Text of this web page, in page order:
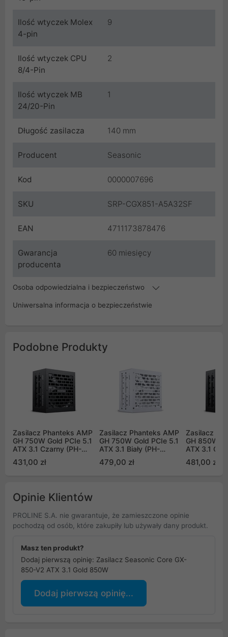
Ilość wtyczek Molex
4-pin
9
Ilość wtyczek CPU
8/4-Pin
2
Ilość wtyczek MB
24/20-Pin
1
Długość zasilacza 140 mm
Producent Seasonic
Kod 0000007696
SKU SRP-CGX851-A5A32SF
EAN 4711173878476
Gwarancja
producenta
60 miesięcy
Osoba odpowiedzialna i bezpieczeństwo
Uniwersalna informacja o bezpieczeństwie
Podobne Produkty
Zasilacz Phanteks AMP
GH 750W Gold PCIe 5.1
ATX 3.1 Czarny (PH-
P750GH_BK01_EU)
431,00 zł
Zasilacz Phanteks AMP
GH 750W Gold PCIe 5.1
ATX 3.1 Biały (PH-
P750GH_WT01_EU)
479,00 zł
Zasilacz
GH 850W
ATX 3.1
481,00 zł
Opinie Klientów
PROLINE S.A. nie gwarantuje, że zamieszczone opinie
pochodzą od osób, które zakupiły lub używały dany produkt.
Masz ten produkt?
Dodaj pierwszą opinię: Zasilacz Seasonic Core GX-
850-V2 ATX 3.1 Gold 850W
Dodaj pierwszą opinię...